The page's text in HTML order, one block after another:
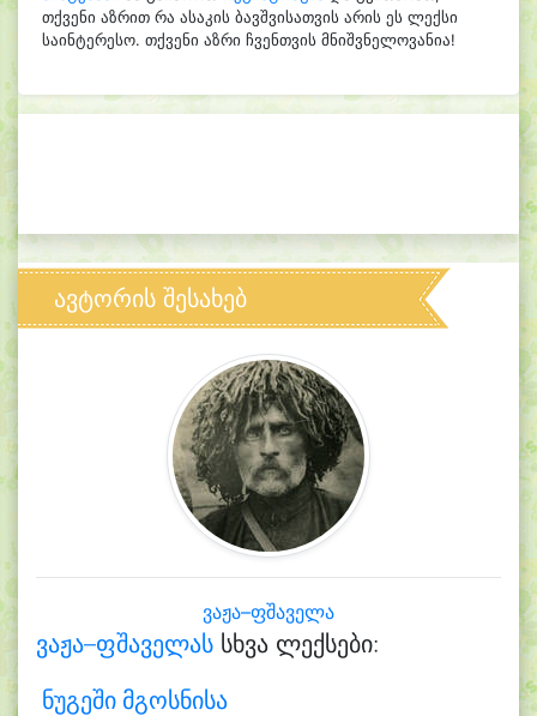
თქვენი აზრით რა ასაკის ბავშვისათვის არის ეს ლექსი
საინტერესო. თქვენი აზრი ჩვენთვის მნიშვნელოვანია!
ავტორის შესახებ
ვაჟა–ფშაველა
ვაჟა–ფშაველას სხვა ლექსები:
ნუგეში მგოსნისა